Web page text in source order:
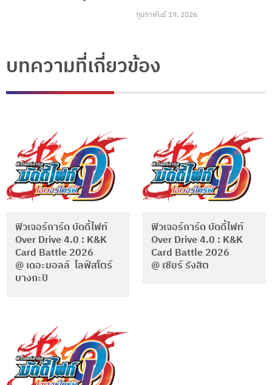
กุมภาพันธ์ 19, 2026
บทความที่เกี่ยวข้อง
ฟิวเจอร์การ์ด บัดดี้ไฟท์
Over Drive 4.0 : K&K
Card Battle 2026
@ เดอะมอลล์ ไลฟ์สโตร์
บางกะปิ
ฟิวเจอร์การ์ด บัดดี้ไฟท์
Over Drive 4.0 : K&K
Card Battle 2026
@ เซียร์ รังสิต